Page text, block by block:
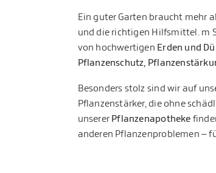
Ein guter Garten braucht mehr
und die richtigen Hilfsmittel. m
von hochwertigen Erden und
Pflanzenschutz,
Besonders stolz sind wir auf
Pflanzenstärker, die ohne
unserer Pflanzenapotheke
anderen Pflanzenproblemen –